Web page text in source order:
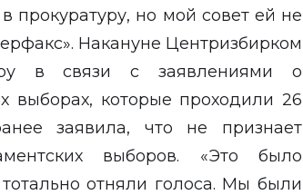
прокуратуру, но мой совет ей не
Накануне Центризбирком
в связи с заявлениями о
выборах, которые проходили 26
заявила, что не признает
выборов. «Это было
отняли голоса. Мы были